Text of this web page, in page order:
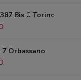
Bis C Torino
7 Orbassano